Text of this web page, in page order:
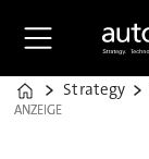
Home
Strategy
ANZEIGE
ANZEIGE